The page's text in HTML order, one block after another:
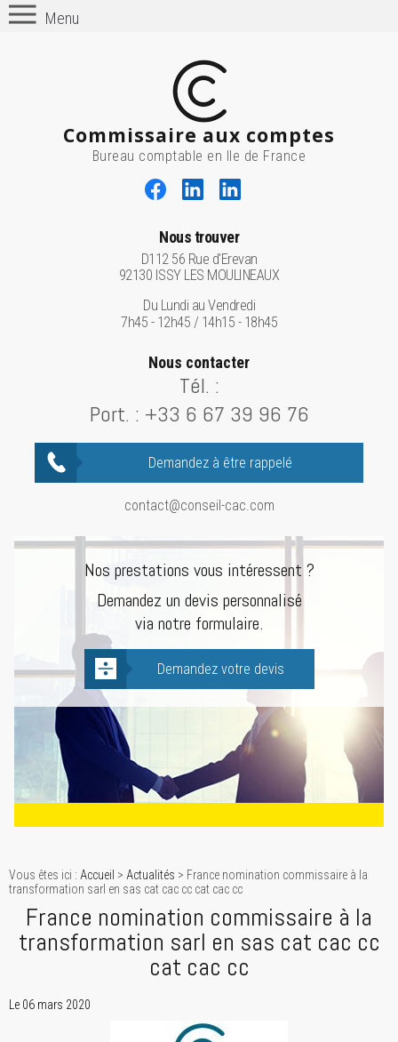
Menu
Commissaire aux comptes
Bureau comptable en Ile de France
Nous trouver
D112 56 Rue d'Erevan
92130 ISSY LES MOULINEAUX
Du Lundi au Vendredi
7h45 - 12h45 / 14h15 - 18h45
Nous contacter
Tél. :
Port. : +33 6 67 39 96 76
Demandez à être rappelé
contact@conseil-cac.com
Nos prestations vous intéressent ?
Demandez un devis personnalisé
via notre formulaire.
Demandez votre devis
Vous êtes ici : Accueil > Actualités > France nomination commissaire à la
transformation sarl en sas cat cac cc cat cac cc
France nomination commissaire à la
transformation sarl en sas cat cac cc
cat cac cc
Le 06 mars 2020